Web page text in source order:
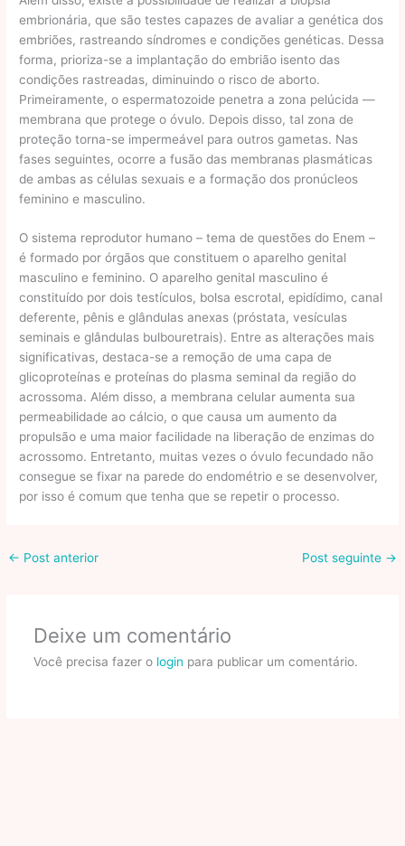
embrionária, que são testes capazes de avaliar a genética dos
embriões, rastreando síndromes e condições genéticas. Dessa
forma, prioriza-se a implantação do embrião isento das
condições rastreadas, diminuindo o risco de aborto.
Primeiramente, o espermatozoide penetra a zona pelúcida —
membrana que protege o óvulo. Depois disso, tal zona de
proteção torna-se impermeável para outros gametas. Nas
fases seguintes, ocorre a fusão das membranas plasmáticas
de ambas as células sexuais e a formação dos pronúcleos
feminino e masculino.
O sistema reprodutor humano – tema de questões do Enem –
é formado por órgãos que constituem o aparelho genital
masculino e feminino. O aparelho genital masculino é
constituído por dois testículos, bolsa escrotal, epidídimo, canal
deferente, pênis e glândulas anexas (próstata, vesículas
seminais e glândulas bulbouretrais). Entre as alterações mais
significativas, destaca-se a remoção de uma capa de
glicoproteínas e proteínas do plasma seminal da região do
acrossoma. Além disso, a membrana celular aumenta sua
permeabilidade ao cálcio, o que causa um aumento da
propulsão e uma maior facilidade na liberação de enzimas do
acrossomo. Entretanto, muitas vezes o óvulo fecundado não
consegue se fixar na parede do endométrio e se desenvolver,
por isso é comum que tenha que se repetir o processo.
← Post anterior Post seguinte →
Deixe um comentário
Você precisa fazer o login para publicar um comentário.